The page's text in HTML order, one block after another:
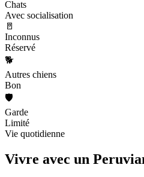
Chats
Avec socialisation
🚪
Inconnus
Réservé
🐕
Autres chiens
Bon
🛡️
Garde
Limité
Vie quotidienne
Vivre avec un